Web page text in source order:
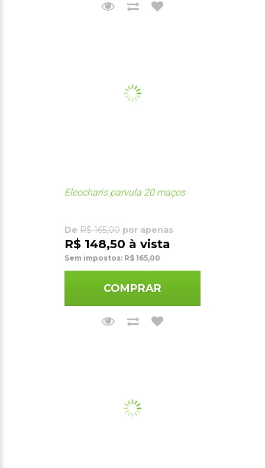
Eleocharis parvula 20 maços
De R$ 165,00 por apenas
R$ 148,50 à vista
Sem impostos: R$ 165,00
COMPRAR